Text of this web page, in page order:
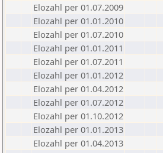
Elozahl per 01.07.2009
Elozahl per 01.01.2010
Elozahl per 01.07.2010
Elozahl per 01.01.2011
Elozahl per 01.07.2011
Elozahl per 01.01.2012
Elozahl per 01.04.2012
Elozahl per 01.07.2012
Elozahl per 01.10.2012
Elozahl per 01.01.2013
Elozahl per 01.04.2013